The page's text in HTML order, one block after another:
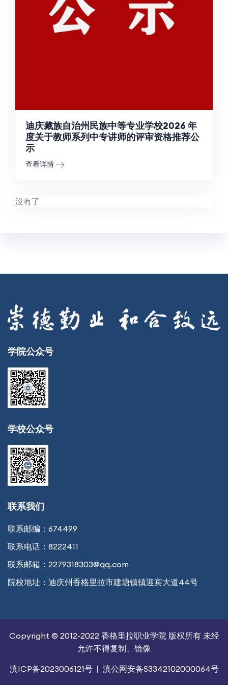
迪庆藏族自治州民族中等专业学校2026 年
度关于教师系列中专讲师的评审资格推荐公
示
查看详情
没有了
学院公众号
学校公众号
联系我们
联系邮编： 674499
联系电话： 8222411
联系邮箱： 2279318303@qq.com
院校地址： 迪庆州香格里拉市建塘镇镇迎宾大道44号
Copyright © 2012-2022 香格里拉职业学院 版权所有 未经
允许不得复制、镜像
滇ICP备2023006121号
滇公网安备53342102000064号